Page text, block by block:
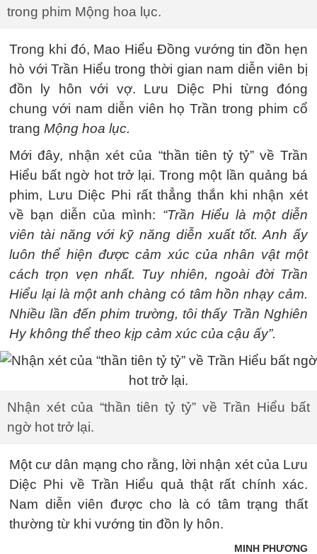
trong phim Mộng hoa lục.
Trong khi đó, Mao Hiểu Đồng vướng tin đồn hẹn
hò với Trần Hiểu trong thời gian nam diễn viên bị
đồn ly hôn với vợ. Lưu Diệc Phi từng đóng
chung với nam diễn viên họ Trần trong phim cổ
trang Mộng hoa lục.
Mới đây, nhận xét của “thần tiên tỷ tỷ” về Trần
Hiểu bất ngờ hot trở lại. Trong một lần quảng bá
phim, Lưu Diệc Phi rất thẳng thắn khi nhận xét
về bạn diễn của mình: “Trần Hiểu là một diễn
viên tài năng với kỹ năng diễn xuất tốt. Anh ấy
luôn thể hiện được cảm xúc của nhân vật một
cách trọn vẹn nhất. Tuy nhiên, ngoài đời Trần
Hiểu lại là một anh chàng có tâm hồn nhạy cảm.
Nhiều lần đến phim trường, tôi thấy Trần Nghiên
Hy không thể theo kịp cảm xúc của cậu ấy”.
Nhận xét của “thần tiên tỷ tỷ” về Trần Hiểu bất
ngờ hot trở lại.
Một cư dân mạng cho rằng, lời nhận xét của Lưu
Diệc Phi về Trần Hiểu quả thật rất chính xác.
Nam diễn viên được cho là có tâm trạng thất
thường từ khi vướng tin đồn ly hôn.
MINH PHƯƠNG